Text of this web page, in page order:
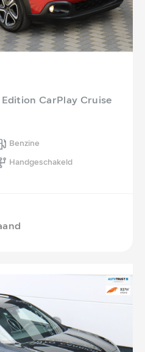
CarPlay Cruise
Benzine
Handgeschakeld